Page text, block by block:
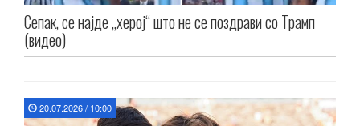
Сепак, се најде „херој“ што не се поздрави со Трамп
(видео)
20.07.2026 / 10:00